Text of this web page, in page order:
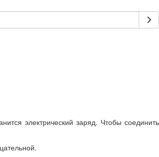
электрический заряд. Чтобы соединить